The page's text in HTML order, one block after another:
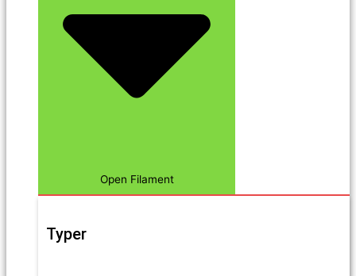
Open Filament
Typer